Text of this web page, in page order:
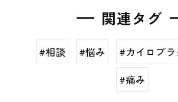
関連タグ
#相談 #悩み
#カイロプ
#痛み